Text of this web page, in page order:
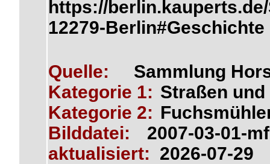
https://
12279-Berlin#Geschichte
Quelle:
Sammlung
Kategorie 1: Straßen und
Kategorie 2:
Bilddatei:
2007-03-01-
aktualisiert: 2026-07-29